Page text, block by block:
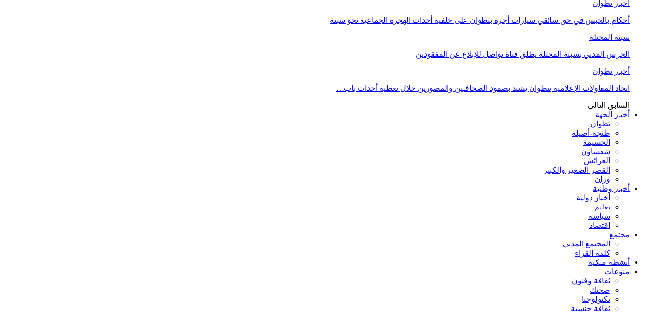
أخبار تطوان
أحكام بالحبس في حق سائقي سيارات أجرة بتطوان على خلفية أحداث الهجرة الجماعية نحو سبتة
سبته المحتلة
الحرس المدني بسبتة المحتلة يطلق قناة تواصل للإبلاغ عن المفقودين
أخبار تطوان
اتحاد المقاولات الإعلامية بتطوان يشيد بصمود الصحافيين والمصورين خلال تغطية أحداث باب…
السابق التالي
أخبار الجهة
تطوان
طنجة-أصيلة
الحسيمة
شفشاون
العرائش
القصر الصغير والكبير
وزان
أخبار وطنية
أخبار دولية
تعليم
سياسة
اقتصاد
مجتمع
المجتمع المدني
كلمة القراء
أنشطة ملكية
منوعات
ثقافة وفنون
صحتك
تكنولوجيا
ثقافة جنسية